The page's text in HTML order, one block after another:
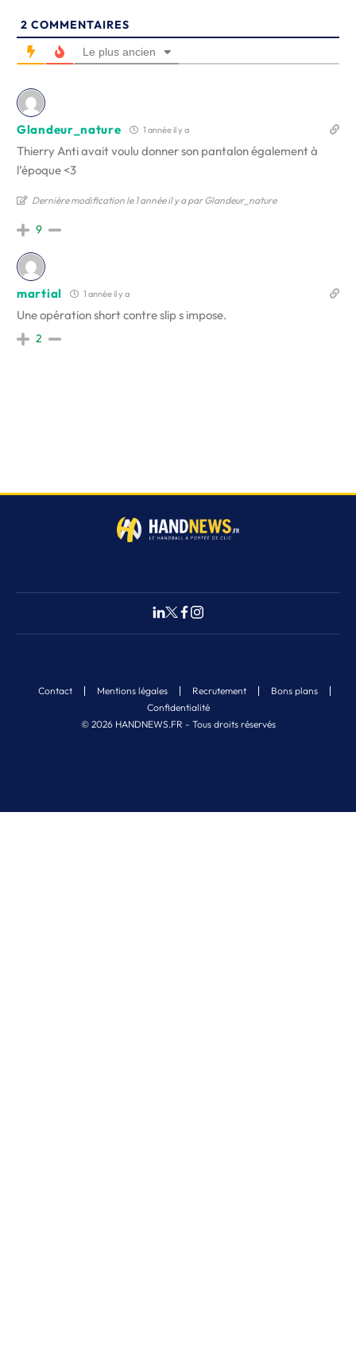
2 COMMENTAIRES
Le plus ancien
Glandeur_nature 1 année il y a
Thierry Anti avait voulu donner son pantalon également à
l’époque <3
Dernière modification le 1 année il y a par Glandeur_nature
9
martial 1 année il y a
Une opération short contre slip s impose.
2
© 2026 HANDNEWS.FR - Tous droits réservés
Contact Mentions légales Recrutement
Bons plans
Confidentialité